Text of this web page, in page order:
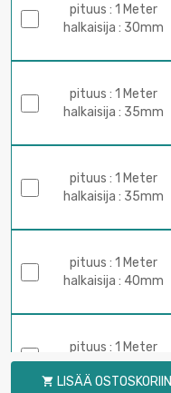
pituus : 1 Meter
halkaisija : 30mm
pituus : 1 Meter
halkaisija : 35mm
pituus : 1 Meter
halkaisija : 35mm
pituus : 1 Meter
halkaisija : 40mm
pituus : 1 Meter
halkaisija : 50mm
 LISÄÄ OSTOSKORIIN